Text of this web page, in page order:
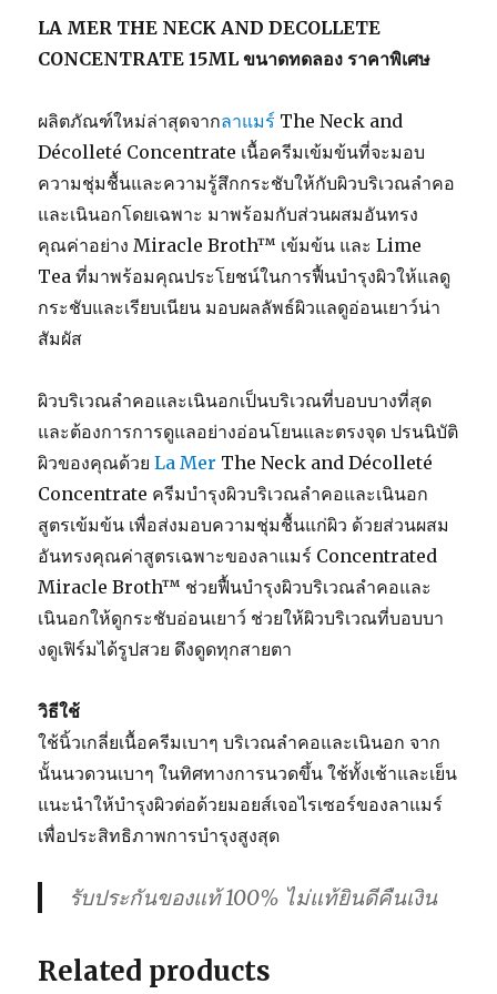
LA MER THE NECK AND DECOLLETE
CONCENTRATE 15ML ขนาดทดลอง ราคาพิเศษ
ผลิตภัณฑ์ใหม่ล่าสุดจากลาแมร์ The Neck and
Décolleté Concentrate เนื้อครีมเข้มข้นที่จะมอบ
ความชุ่มชื้นและความรู้สึกกระชับให้กับผิวบริเวณลำคอ
และเนินอกโดยเฉพาะ มาพร้อมกับส่วนผสมอันทรง
คุณค่าอย่าง Miracle Broth™ เข้มข้น และ Lime
Tea ที่มาพร้อมคุณประโยชน์ในการฟื้นบำรุงผิวให้แลดู
กระชับและเรียบเนียน มอบผลลัพธ์ผิวแลดูอ่อนเยาว์น่า
สัมผัส
ผิวบริเวณลำคอและเนินอกเป็นบริเวณที่บอบบางที่สุด
และต้องการการดูแลอย่างอ่อนโยนและตรงจุด ปรนนิบัติ
ผิวของคุณด้วยLa Mer The Neck and Décolleté
Concentrate ครีมบำรุงผิวบริเวณลำคอและเนินอก
สูตรเข้มข้น เพื่อส่งมอบความชุ่มชื้นแก่ผิว ด้วยส่วนผสม
อันทรงคุณค่าสูตรเฉพาะของลาแมร์ Concentrated
Miracle Broth™ ช่วยฟื้นบำรุงผิวบริเวณลำคอและ
เนินอกให้ดูกระชับอ่อนเยาว์ ช่วยให้ผิวบริเวณที่บอบบา
งดูเฟิร์มได้รูปสวย ดึงดูดทุกสายตา
วิธีใช้
ใช้นิ้วเกลี่ยเนื้อครีมเบาๆ บริเวณลำคอและเนินอก จาก
นั้นนวดวนเบาๆ ในทิศทางการนวดขึ้น ใช้ทั้งเช้าและเย็น
แนะนำให้บำรุงผิวต่อด้วยมอยส์เจอไรเซอร์ของลาแมร์
เพื่อประสิทธิภาพการบำรุงสูงสุด
รับประกันของแท้ 100% ไม่แท้ยินดีคืนเงิน
Related products